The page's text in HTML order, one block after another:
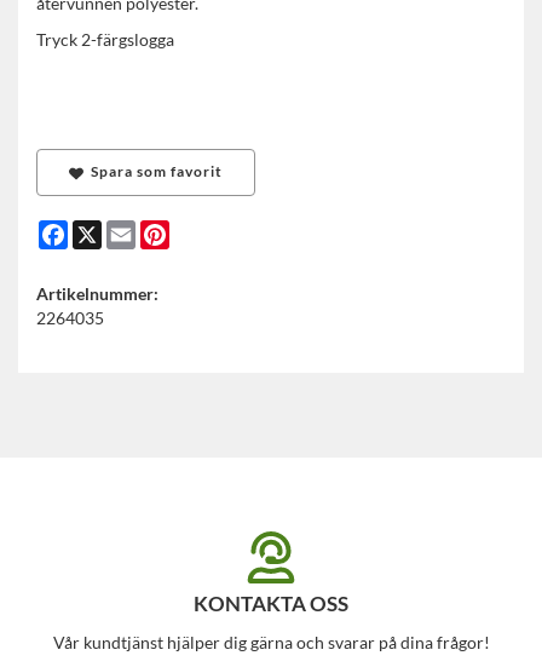
Tryck 2-färgslogga
Spara som favorit
Facebook
X Email
Artikelnummer:
2264035
KONTAKTA OSS
Vår kundtjänst hjälper dig gärna och svarar på dina frågor!